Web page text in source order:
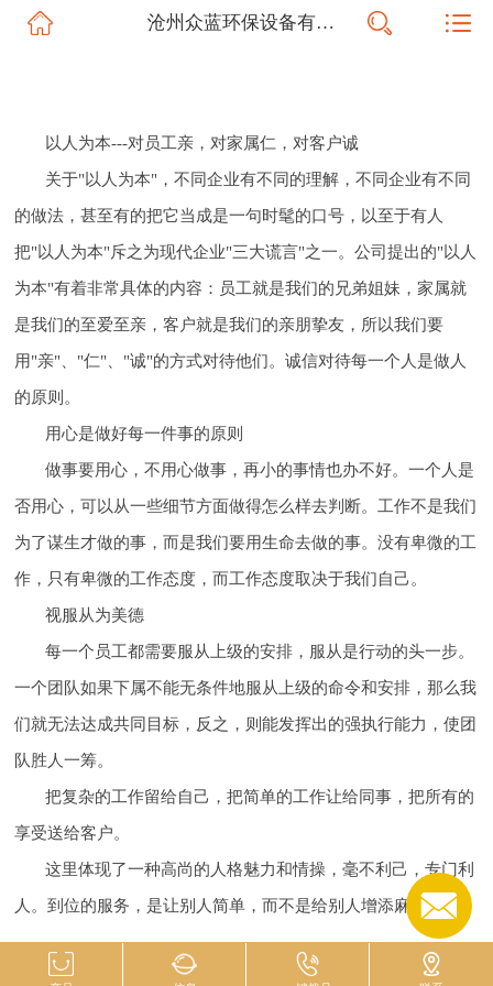
网站首页
信息动态
联系我们
沧州众蓝环保设备有限公司
以人为本---对员工亲，对家属仁，对客户诚
关于"以人为本"，不同企业有不同的理解，不同企业有不同
的做法，甚至有的把它当成是一句时髦的口号，以至于有人
把"以人为本"斥之为现代企业"三大谎言"之一。公司提出的"以人
为本"有着非常具体的内容：员工就是我们的兄弟姐妹，家属就
是我们的至爱至亲，客户就是我们的亲朋挚友，所以我们要
用"亲"、"仁"、"诚"的方式对待他们。诚信对待每一个人是做人
的原则。
用心是做好每一件事的原则
做事要用心，不用心做事，再小的事情也办不好。一个人是
否用心，可以从一些细节方面做得怎么样去判断。工作不是我们
为了谋生才做的事，而是我们要用生命去做的事。没有卑微的工
作，只有卑微的工作态度，而工作态度取决于我们自己。
视服从为美德
每一个员工都需要服从上级的安排，服从是行动的头一步。
一个团队如果下属不能无条件地服从上级的命令和安排，那么我
们就无法达成共同目标，反之，则能发挥出的强执行能力，使团
队胜人一筹。
把复杂的工作留给自己，把简单的工作让给同事，把所有的
享受送给客户。
这里体现了一种高尚的人格魅力和情操，毫不利己，专门利
人。到位的服务，是让别人简单，而不是给别人增添麻烦。